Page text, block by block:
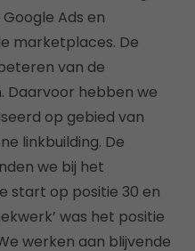
Ads en
marketplaces. De
van de
Daarvoor hebben we
op gebied van
linkbuilding. De
we bij het
start op positie 30 en
was het positie
werken aan blijvende